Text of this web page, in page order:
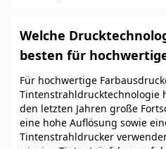
Welche
besten für
Für hochwertige
Tintenstrahldrucktechnologie
den letzten Jahren große
eine hohe Auflösung sowie
Tintenstrahldrucker